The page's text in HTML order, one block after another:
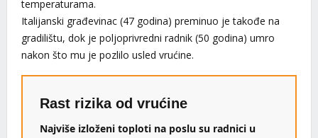
temperaturama.
Italijanski građevinac (47 godina) preminuo je takođe na
gradilištu, dok je poljoprivredni radnik (50 godina) umro
nakon što mu je pozlilo usled vrućine.
Rast rizika od vrućine
Najviše izloženi toploti na poslu su radnici u